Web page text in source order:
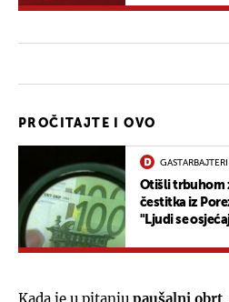
PROČITAJTE I OVO
Otišli trbuhom
čestitka iz
"Ljudi se
Kada je u pitanju paušalni obrt